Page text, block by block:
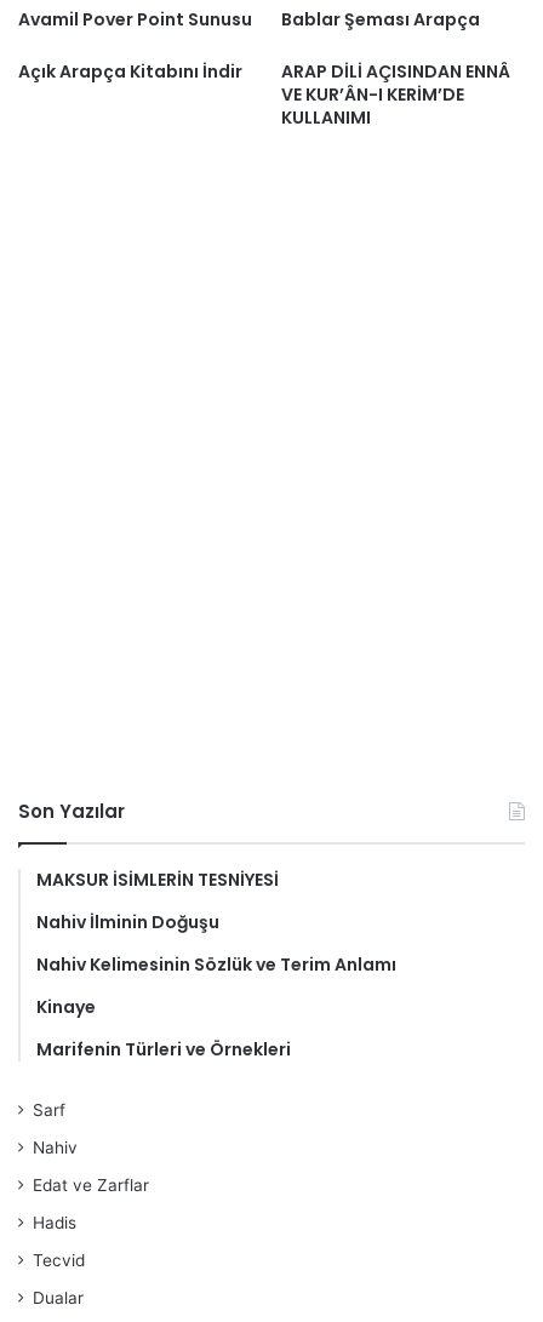
Avamil Pover Point Sunusu Bablar Şeması Arapça
Açık Arapça Kitabını İndir
ARAP DİLİ AÇISINDAN ENNÂ
VE KUR’ÂN-I KERİM’DE
KULLANIMI
Son Yazılar
MAKSUR İSİMLERİN TESNİYESİ
Nahiv İlminin Doğuşu
Nahiv Kelimesinin Sözlük ve Terim Anlamı
Kinaye
Marifenin Türleri ve Örnekleri
Sarf
Nahiv
Edat ve Zarflar
Hadis
Tecvid
Dualar